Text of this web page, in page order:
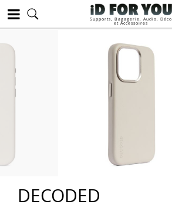
Supports, Bagagerie, Audio, Déco
et Accessoires
DECODED